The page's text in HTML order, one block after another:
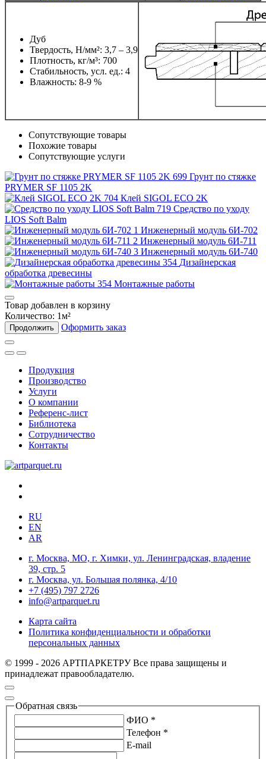
Дуб
Твердость, Н/мм²: 3,7 – 3,9
Плотность, кг/м³: 700
Стабильность, усл. ед.: 4
Влажность: 8-9 %
Сопутствующие товары
Похожие товары
Сопутствующие услуги
Грунт по стяжке
PRYMER SF 1105 2K
Клей SIGOL ECO 2K
Средство по уходу
LIOS Soft Balm
Инженерный модуль 6И-702
Инженерный модуль 6И-711
Инженерный модуль 6И-740
Дизайнерская
обработка древесины
Монтажные работы
Товар добавлен в корзину
Количество: 1м²
Продолжить Оформить заказ
Продукция
Производство
Услуги
О компании
Референс-лист
Библиотека
Сотрудничество
Контакты
RU
EN
AR
г. Москва, МО, г. Химки, ул. Ленинградская, владение
39, стр. 5
г. Москва, ул. Большая полянка, 4/10
+7 (495) 797 2726
info@artparquet.ru
Карта сайта
Политика конфиденциальности и обработки
персональных данных
© 1999 - 2026 АРТПАРКЕТРУ Все права защищены и
принадлежат правообладателю.
Обратная связь
ФИО *
Телефон *
E-mail